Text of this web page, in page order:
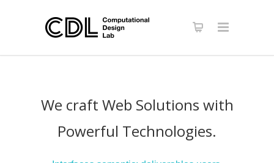
We craft Web Solutions with
Powerful Technologies.